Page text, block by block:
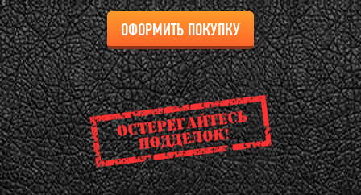
ОФОРМИТЬ ПОКУПКУ